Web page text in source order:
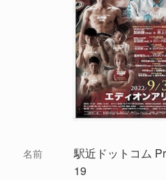
名前
駅近ドットコム
19